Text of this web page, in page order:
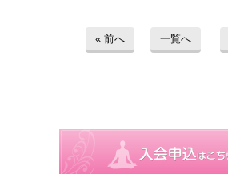
« 前へ 一覧へ